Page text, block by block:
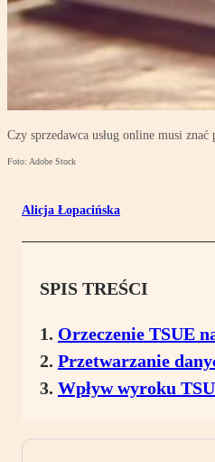
Czy sprzedawca usług online musi
Foto: Adobe Stock
Alicja Łopacińska
SPIS TREŚCI
Orzeczenie TSUE
Przetwarzanie
Wpływ wyroku